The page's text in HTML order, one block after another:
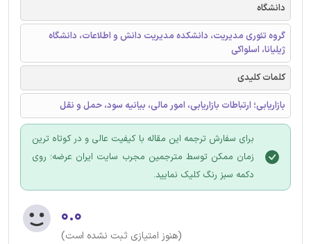
دانشگاه
گروه تئوری مدیریت، دانشکده مدیریت دانش و اطلاعات، دانشگاه
ژیلیانا، اسلواکی
کلمات کلیدی
بازاریابی؛ ارتباطات بازاریابی، امور مالی، بیانیه سود، حمل و نقل
برای سفارش ترجمه این مقاله با کیفیت عالی و در کوتاه ترین
زمان ممکن توسط مترجمین مجرب سایت ایران عرضه؛ روی
دکمه سبز رنگ کلیک نمایید.
۰.۰
(هنوز امتیازی ثبت نشده است)